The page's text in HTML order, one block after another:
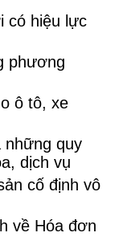
có hiệu lực
phương
ô tô, xe
những quy
dịch vụ
cố định vô
về Hóa đơn